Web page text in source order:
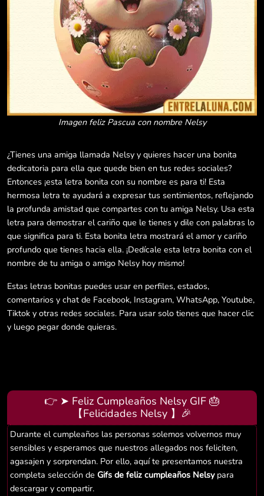
Imagen feliz Pascua con nombre Nelsy
¿Tienes una amiga llamada Nelsy y quieres hacer una bonita
dedicatoria para ella que quede bien en tus redes sociales?
Entonces ¡esta letra bonita con su nombre es para ti! Esta
hermosa letra te ayudará a expresar tus sentimientos, reflejando
la profunda amistad que compartes con tu amiga Nelsy. Usa esta
letra para demostrar el cariño que le tienes y dile con palabras lo
que significa para ti. Esta bonita letra mostrará el amor y cariño
profundo que tienes hacia ella. ¡Dedícale esta letra bonita con el
nombre de tu amiga o amigo Nelsy hoy mismo!
Estas letras bonitas puedes usar en perfiles, estados,
comentarios y chat de Facebook, Instagram, WhatsApp, Youtube,
Tiktok y otras redes sociales. Para usar solo tienes que hacer clic
y luego pegar donde quieras.
👉 ➤ Feliz Cumpleaños Nelsy GIF 🎂
【Felicidades Nelsy 】🎉
Durante el cumpleaños las personas solemos volvernos muy
sensibles y esperamos que nuestros allegados nos feliciten,
agasajen y sorprendan. Por ello, aquí te presentamos nuestra
completa selección de Gifs de feliz cumpleaños Nelsypara
descargar y compartir.